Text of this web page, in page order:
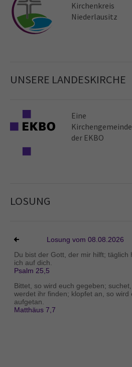
Kirchen­kreis
Niederlausitz
UNSERE LANDESKIRCHE
Eine
Kirchen­gemeinde
der EKBO
LOSUNG